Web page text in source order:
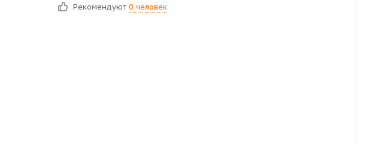
Рекомендуют 0 человек